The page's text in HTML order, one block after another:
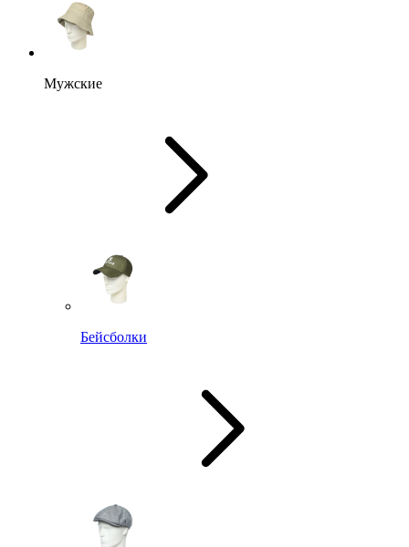
Мужские
Бейсболки